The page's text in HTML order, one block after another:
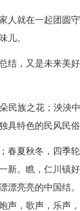
人就在一起团圆
儿。
结，又是未来美好
民族之花；泱泱
具特色的民风民俗
春夏秋冬，四季
新。瞧，仁川镇
漂亮亮的中国结
声，歌声，乐声